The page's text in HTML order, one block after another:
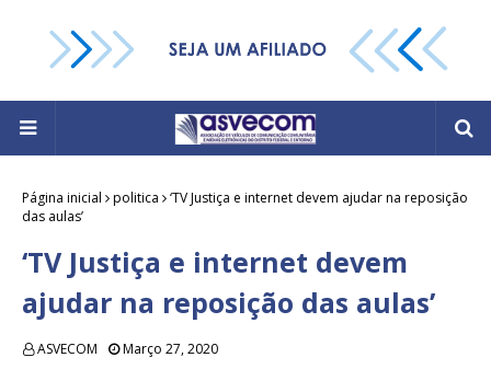
Página inicial politica
‘TV Justiça e internet devem ajudar na reposição
das aulas’
‘TV Justiça e internet devem
ajudar na reposição das aulas’
ASVECOM Março 27, 2020